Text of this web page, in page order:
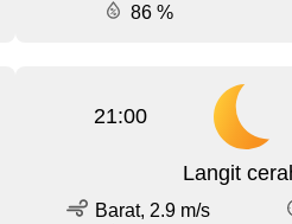
86 %
21:00
Langit
Barat, 2.9 m/s